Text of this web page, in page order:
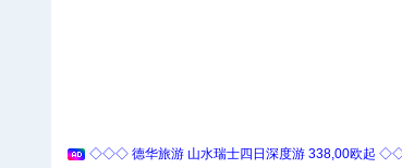
◇◇◇ 德华旅游 山水瑞士四日深度游 338,00欧起